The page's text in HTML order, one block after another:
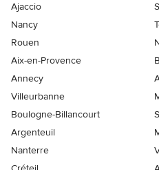
Ajaccio
Nancy
Rouen
Aix-en-Provence
Annecy
Villeurbanne
Boulogne-Billancourt
Argenteuil
Nanterre